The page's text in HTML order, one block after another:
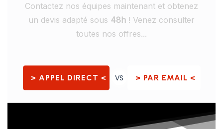
Contactez nos équipes maintenant et obtenez
un devis adapté sous 48h ! Venez consulter
toutes nos offres...
> APPEL DIRECT < VS > PAR EMAIL <